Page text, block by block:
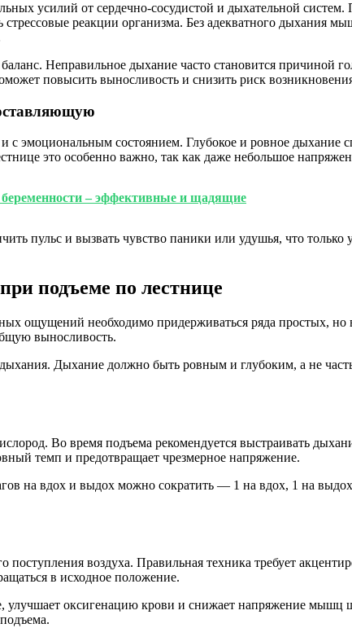
усилий от сердечно-сосудистой и дыхательной
реакции организма. Без адекватного дыхания
Неправильное дыхание часто становится причиной
повысить выносливость и снизить риск
эмоциональным состоянием. Глубокое и ровное дыхание
это особенно важно, так как даже небольшое
– эффективные и щадящие
пульс и вызвать чувство паники или удушья, что
подъеме по лестнице
ощущений необходимо придерживаться ряда простых,
выносливость.
дыхания. Дыхание должно быть ровным и глубоким, а не
Во время подъема рекомендуется выстраивать
темп и предотвращает чрезмерное напряжение.
на вдох и выдох можно сократить — 1 на вдох, 1 на
поступления воздуха. Правильная техника требует
в исходное положение.
улучшает оксигенацию крови и снижает напряжение